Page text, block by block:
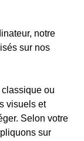
notre
sur nos
ou
visuels et
Selon votre
sur